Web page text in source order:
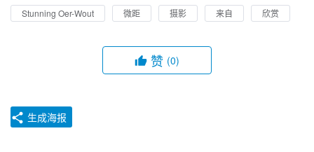
Stunning Oer-Wout 微距 摄影 来自 欣赏
赞 (0)
生成海报